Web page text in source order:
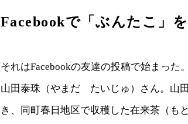
Facebookで「ぶんたこ」
それはFacebookの友達の投稿で始まった
山田泰珠（やまだ たいじゅ）さん。山
き、同町春日地区で収穫した在来茶（も